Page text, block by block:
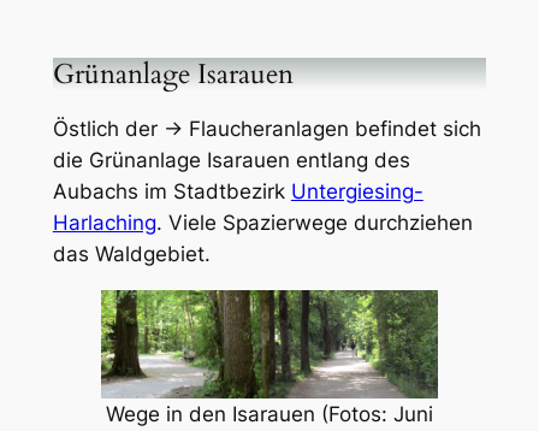
Grünanlage Isarauen
Östlich der → Flaucheranlagen befindet sich
die Grünanlage Isarauen entlang des
Aubachs im Stadtbezirk Untergiesing-
Harlaching. Viele Spazierwege durchziehen
das Waldgebiet.
Wege in den Isarauen (Fotos: Juni